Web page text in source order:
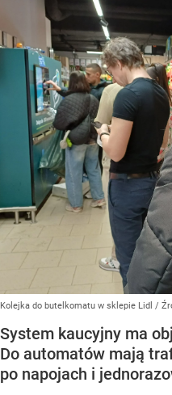
Kolejka do butelkomatu w sklepie Lidl /
System kaucyjny ma
Do automatów mają
po napojach i